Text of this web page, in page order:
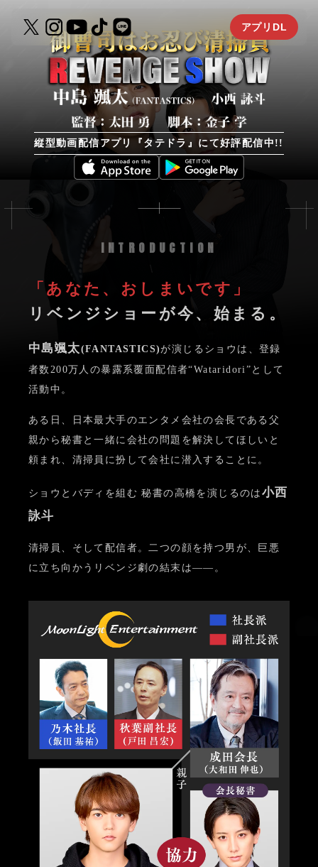
アプリDL
縦型動画配信アプリ『タテドラ』にて好評配信中!!
INTRODUCTION
「あなた、おしまいです」
リベンジショーが今、始まる。
中島颯太(FANTASTICS)が演じるショウは、登録
者数200万人の暴露系覆面配信者“Wataridori”として
活動中。
ある日、日本最大手のエンタメ会社の会長である父
親から秘書と一緒に会社の問題を解決してほしいと
頼まれ、 清掃員に扮して会社に潜入することに。
ショウとバディを組む 秘書の高橋を演じるのは 小西
詠斗
清掃員、そして配信者。二つの顔を持つ男が、巨悪
に立ち向かうリベンジ劇の結末は――。